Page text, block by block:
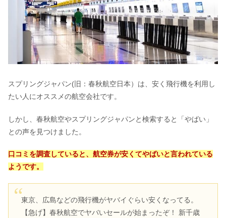
椿大神社の不思議な体験｜呼ばれる？
スピリチュアルな龍穴？
タートルトークの仕組み！中の人は声
どころ10選｜車なしでもOK？
JTB来店予約なしでも大丈夫？相談だ
エピナール那須は最悪？安く泊まる方
法・子連れの口コミ&評判
スプリングジャパン(旧：春秋航空日本）は、安く飛行機を利用し
たい人にオススメの航空会社です。
しかし、春秋航空やスプリングジャパンと検索すると「やばい」
との声を見つけました。
口コミを調査していると、航空券が安くてやばいと言われている
ようです。
東京、広島などの飛行機がヤバイぐらい安くなってる。
【急げ】春秋航空でヤバいセールが始まったぞ！ 新千歳